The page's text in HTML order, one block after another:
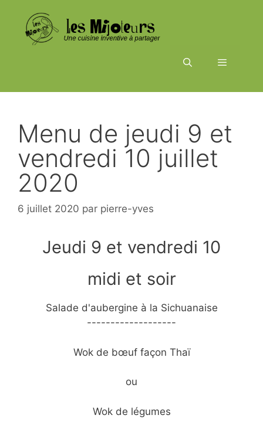
contenu
Menu de jeudi 9 et
vendredi 10 juillet
2020
6 juillet 2020 par pierre-yves
Jeudi 9 et vendredi 10
midi et soir
Salade d'aubergine à la Sichuanaise
-------------------
Wok de bœuf façon Thaï
ou
Wok de légumes